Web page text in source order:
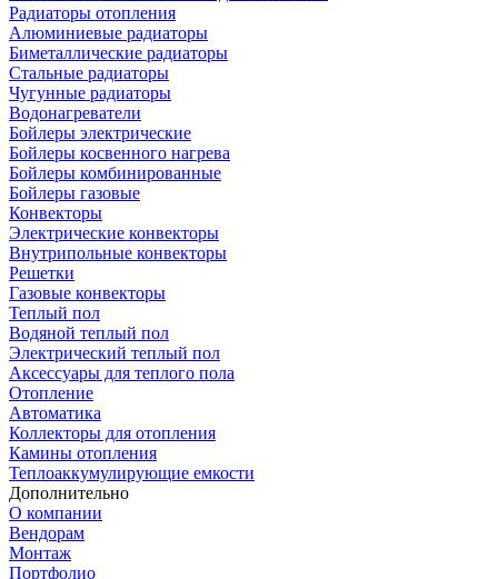
Радиаторы отопления
Алюминиевые радиаторы
Биметаллические радиаторы
Стальные радиаторы
Чугунные радиаторы
Водонагреватели
Бойлеры электрические
Бойлеры косвенного нагрева
Бойлеры комбинированные
Бойлеры газовые
Конвекторы
Электрические конвекторы
Внутрипольные конвекторы
Решетки
Газовые конвекторы
Теплый пол
Водяной теплый пол
Электрический теплый пол
Аксессуары для теплого пола
Отопление
Автоматика
Коллекторы для отопления
Камины отопления
Теплоаккумулирующие емкости
Дополнительно
О компании
Вендорам
Монтаж
Портфолио